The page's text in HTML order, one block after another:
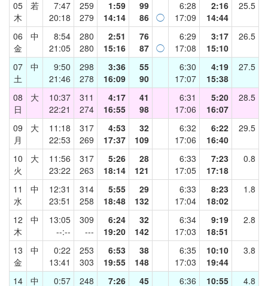
05
木
若
7:47
20:18
259
279
1:59
14:14
99
86 ◯
6:28
17:09
2:16
14:44
25.5
06
金
中
8:54
21:05
280
280
2:51
15:16
76
87 ◯
6:29
17:08
3:17
15:10
26.5
07
土
中
9:50
21:46
298
278
3:36
16:09
55
90
6:30
17:07
4:19
15:38
27.5
08
日
大
10:37
22:21
311
274
4:17
16:55
41
98
6:31
17:06
5:20
16:07
28.5
09
月
大
11:18
22:53
317
269
4:53
17:37
32
109
6:32
17:06
6:22
16:40
29.5
10
火
大
11:56
23:22
317
263
5:26
18:14
28
121
6:33
17:05
7:23
17:18
0.8
11
水
中
12:31
23:51
314
258
5:55
18:48
29
132
6:33
17:04
8:23
18:02
1.8
12
木
中
13:05
--:--
309
---
6:24
19:20
32
142
6:34
17:03
9:19
18:51
2.8
13
金
中
0:22
13:41
253
303
6:53
19:55
38
148
6:35
17:03
10:10
19:44
3.8
14
中
0:57
248
7:26
45
6:36
10:55
4.8